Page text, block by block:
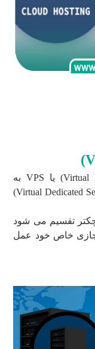
سرور خصوصی مجازی (Virtual Private Server) یا VPS به
عنوان سرور اختصاص یافته مجازی (Virtual Dedicated Server)
تقسیم می شود
خاص خود عمل